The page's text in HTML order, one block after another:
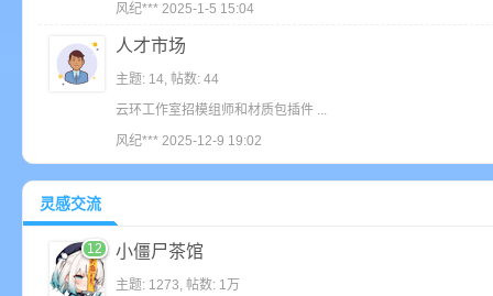
GreyD
：滴滴
zaza
滴滴
小永高吖：电脑端每次访问都要重新登录
セイバーの涙： 打卡
风纪*** 2025-1-5 15:04
人才市场
主题: 14, 帖数: 44
云环工作室招模组师和材质包插件 ...
风纪*** 2025-12-9 19:02
灵感交流
12 小僵尸茶馆
主题: 1273, 帖数: 1万